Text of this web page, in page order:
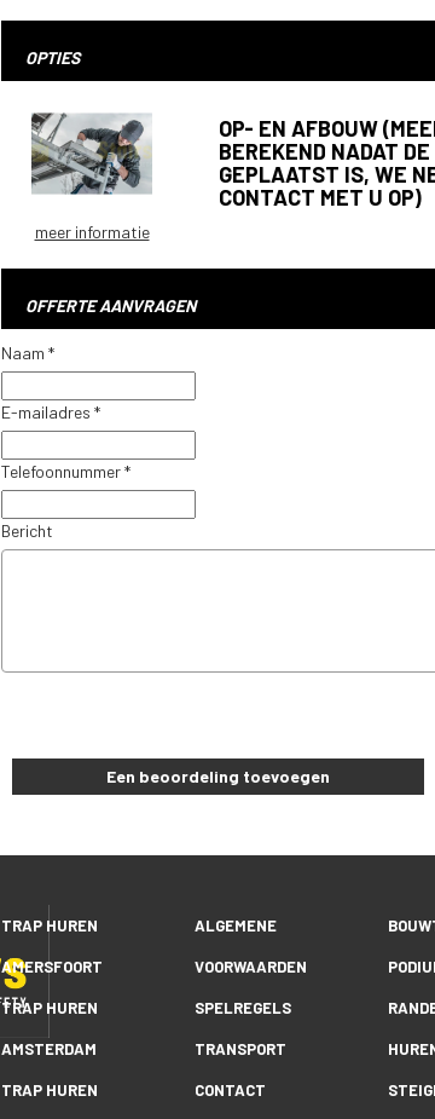
OPTIES
meer informatie
OP- EN AFBOUW
BEREKEND NADAT
GEPLAATST IS, WE
CONTACT MET U OP)
OFFERTE AANVRAGEN
Naam *
E-mailadres *
Telefoonnummer *
Bericht
Een beoordeling toevoegen
TRAP HUREN
AMERSFOORT
TRAP HUREN
AMSTERDAM
TRAP HUREN
ALGEMENE
VOORWAARDEN
SPELREGELS
TRANSPORT
CONTACT